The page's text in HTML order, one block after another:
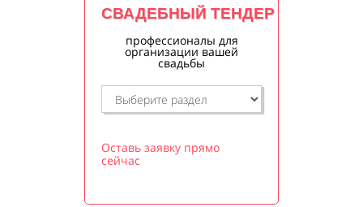
СВАДЕБНЫЙ ТЕНДЕР
профессионалы для
организации вашей
свадьбы
Оставь заявку прямо
сейчас